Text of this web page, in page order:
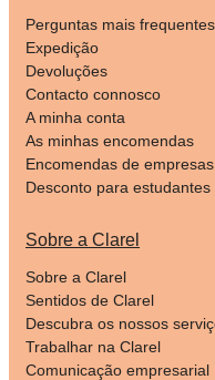
Perguntas mais frequentes
Expedição
Devoluções
Contacto connosco
A minha conta
As minhas encomendas
Encomendas de
Desconto para estudantes
Sobre a Clarel
Sobre a Clarel
Sentidos de Clarel
Descubra os nossos
Trabalhar na Clarel
Comunicação empresarial